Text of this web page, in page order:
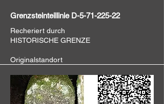
Grenzsteinteillinie D-5-71-225-22
Recheriert durch
HISTORISCHE GRENZE
Originalstandort